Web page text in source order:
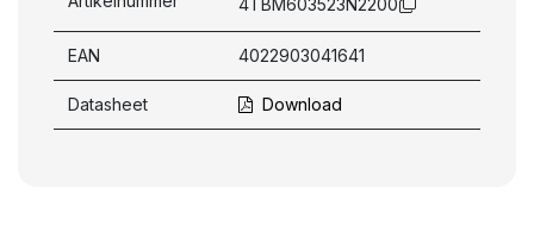
EAN 4022903041641
Datasheet Download